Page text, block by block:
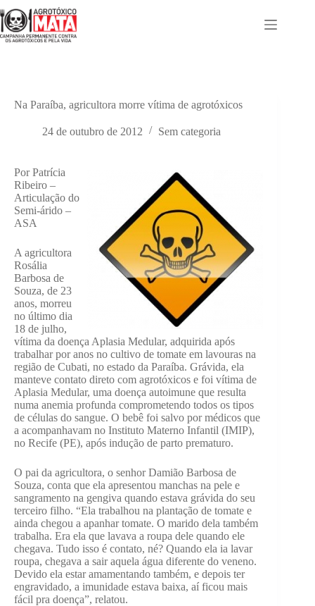
para
o
conteúdo
Na Paraíba, agricultora morre vítima de agrotóxicos
24 de outubro de 2012 Sem categoria
Por Patrícia
Ribeiro –
Articulação do
Semi-árido –
ASA
A agricultora
Rosália
Barbosa de
Souza, de 23
anos, morreu
no último dia
18 de julho,
vítima da doença Aplasia Medular, adquirida após
trabalhar por anos no cultivo de tomate em lavouras na
região de Cubati, no estado da Paraíba. Grávida, ela
manteve contato direto com agrotóxicos e foi vítima de
Aplasia Medular, uma doença autoimune que resulta
numa anemia profunda comprometendo todos os tipos
de células do sangue. O bebê foi salvo por médicos que
a acompanhavam no Instituto Materno Infantil (IMIP),
no Recife (PE), após indução de parto prematuro.
O pai da agricultora, o senhor Damião Barbosa de
Souza, conta que ela apresentou manchas na pele e
sangramento na gengiva quando estava grávida do seu
terceiro filho. “Ela trabalhou na plantação de tomate e
ainda chegou a apanhar tomate. O marido dela também
trabalha. Era ela que lavava a roupa dele quando ele
chegava. Tudo isso é contato, né? Quando ela ia lavar
roupa, chegava a sair aquela água diferente do veneno.
Devido ela estar amamentando também, e depois ter
engravidado, a imunidade estava baixa, aí ficou mais
fácil pra doença”, relatou.